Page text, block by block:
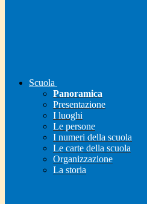
Scuola
Panoramica
Presentazione
I luoghi
Le persone
I numeri della scuola
Le carte della scuola
Organizzazione
La storia